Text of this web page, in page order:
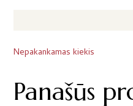
Nepakankamas kiekis
Panašūs